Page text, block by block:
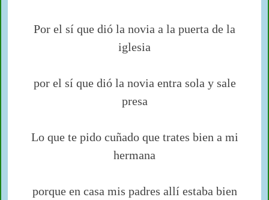
Por el sí que dió la novia a la puerta de la
iglesia
por el sí que dió la novia entra sola y sale
presa
Lo que te pido cuñado que trates bien a mi
hermana
porque en casa mis padres allí estaba bien